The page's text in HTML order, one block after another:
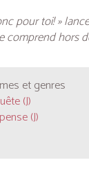
pour toi! »
comprend hors
et genres
(J)
(J)